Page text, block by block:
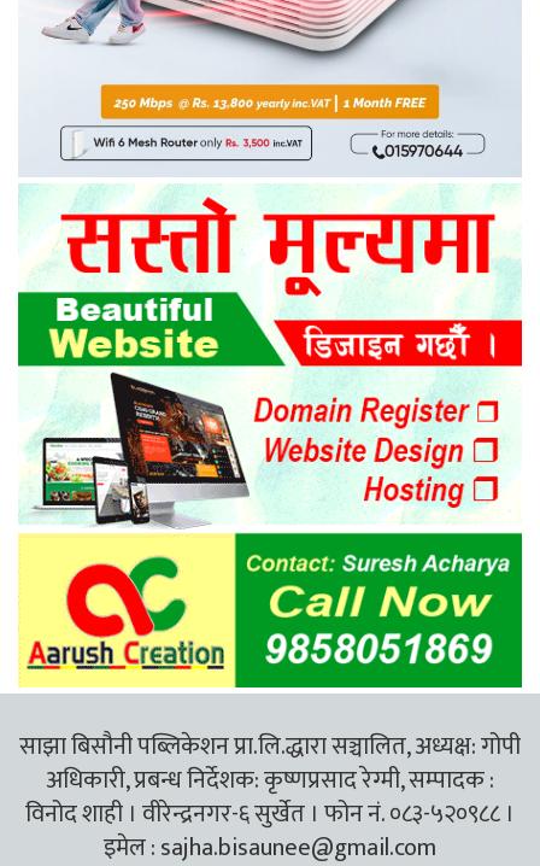
साझा बिसौनी पब्लिकेशन प्रा.लि.द्धारा सञ्चालित, अध्यक्ष: गोपी
अधिकारी, प्रबन्ध निर्देशक: कृष्णप्रसाद रेग्मी, सम्पादक :
विनोद शाही । वीरेन्द्रनगर-६ सुर्खेत । फोन नं. ०८३-५२०९८८ ।
इमेल :sajha.bisaunee@gmail.com